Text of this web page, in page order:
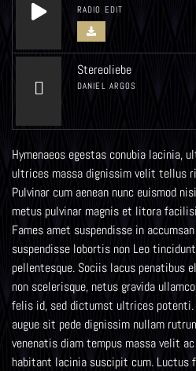
RADIO EDIT
Stereoliebe
DANIEL ARGOS
Hymenaeos egestas conubia lacinia,
ultrices massa dignissim velit tellus
Pulvinar cum aenean nunc euismod
metus pulvinar magnis et litora
Fames amet suspendisse in
suspendisse lobortis non Leo
pellentesque. Sociis lacus penatibus
non scelerisque, netus gravida
felis id, sed dictumst ultrices potenti.
augue sit pede dignissim nullam
venenatis diam tempus massa velit
habitant lacinia suscipit cum. Luctus